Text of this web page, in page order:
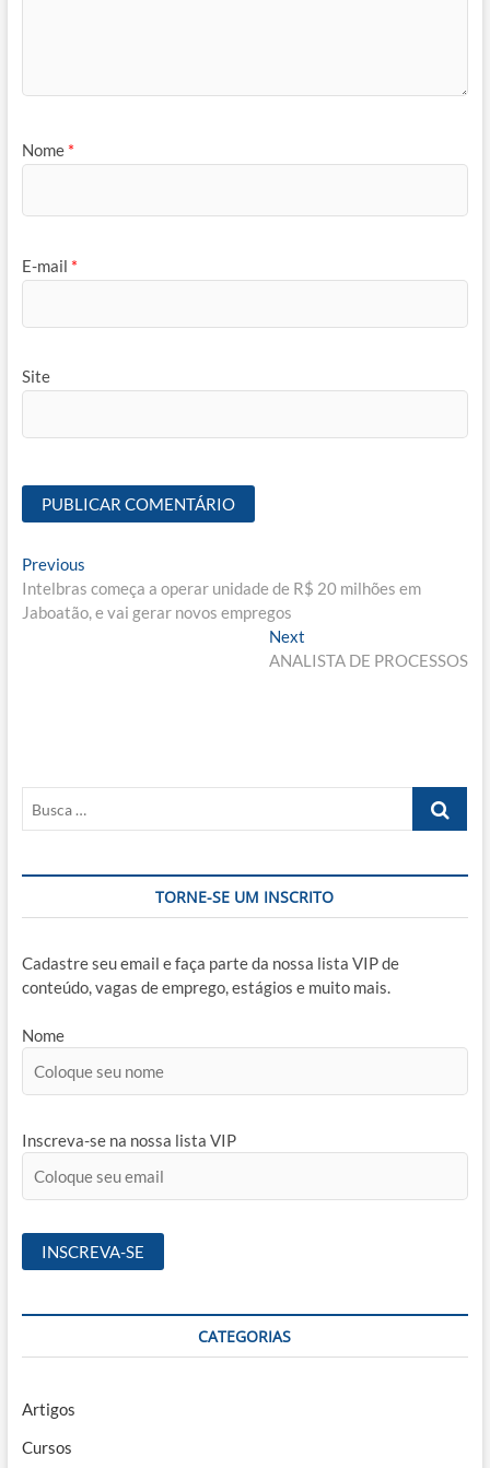
Nome *
E-mail *
Site
Navegação
de
PreviousPrevious
post:
Intelbras começa a operar unidade de R$ 20 milhões em
Jaboatão, e vai gerar novos empregos
Next
post:
ANALISTA DE PROCESSOS
Busca
TORNE-SE UM INSCRITO
Cadastre seu email e faça parte da nossa lista VIP de
conteúdo, vagas de emprego, estágios e muito mais.
Nome
Inscreva-se na nossa lista VIP
CATEGORIAS
Artigos
Cursos